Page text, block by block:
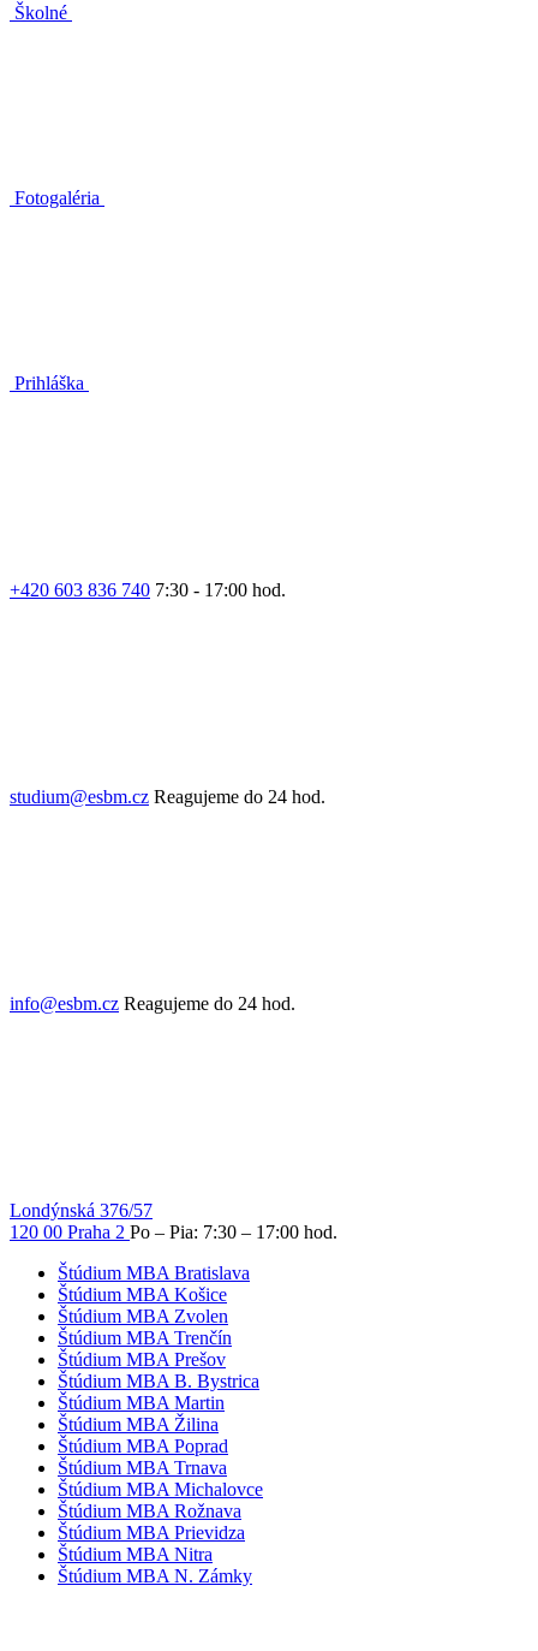
Školné
Fotogaléria
Prihláška
+420 603 836 740 7:30 - 17:00 hod.
studium@esbm.cz Reagujeme do 24 hod.
info@esbm.cz Reagujeme do 24 hod.
Londýnská 376/57
120 00 Praha 2 Po – Pia: 7:30 – 17:00 hod.
Štúdium MBA Bratislava
Štúdium MBA Košice
Štúdium MBA Zvolen
Štúdium MBA Trenčín
Štúdium MBA Prešov
Štúdium MBA B. Bystrica
Štúdium MBA Martin
Štúdium MBA Žilina
Štúdium MBA Poprad
Štúdium MBA Trnava
Štúdium MBA Michalovce
Štúdium MBA Rožnava
Štúdium MBA Prievidza
Štúdium MBA Nitra
Štúdium MBA N. Zámky